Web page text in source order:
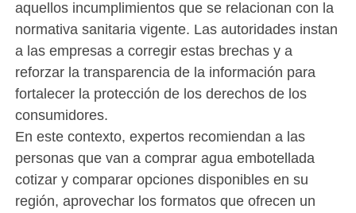
aquellos incumplimientos que se relacionan con la
normativa sanitaria vigente. Las autoridades instan
a las empresas a corregir estas brechas y a
reforzar la transparencia de la información para
fortalecer la protección de los derechos de los
consumidores.
En este contexto, expertos recomiendan a las
personas que van a comprar agua embotellada
cotizar y comparar opciones disponibles en su
región, aprovechar los formatos que ofrecen un